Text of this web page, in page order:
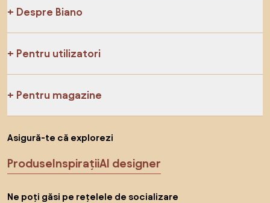
Despre Biano
Pentru utilizatori
Pentru magazine
Asigură-te că explorezi
ProduseInspirațiiAI designer
Ne poți găsi pe rețelele de socializare